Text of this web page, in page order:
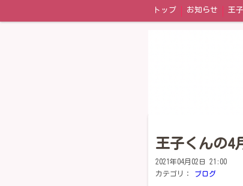
トップ お知らせ 王
王子くんの4
2021年04月02日 21:00
カテゴリ：
ブログ